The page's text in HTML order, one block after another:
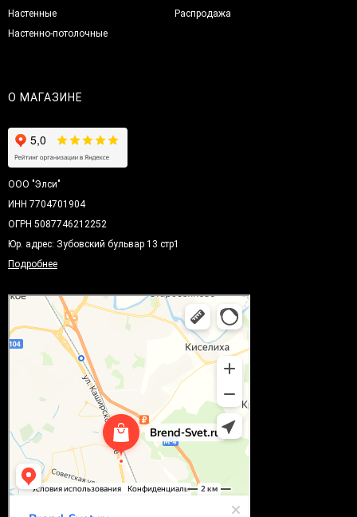
Настенные
Настенно-потолочные
Распродажа
О МАГАЗИНЕ
ООО "Элси"
ИНН 7704701904
ОГРН 5087746212252
Юр. адрес: Зубовский бульвар 13 стр1
Подробнее